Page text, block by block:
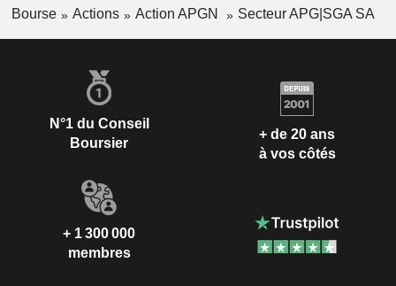
Bourse Actions Action APGN Secteur APG|SGA SA
N°1 du Conseil
Boursier
+ de 20 ans
à vos côtés
+ 1 300 000
membres